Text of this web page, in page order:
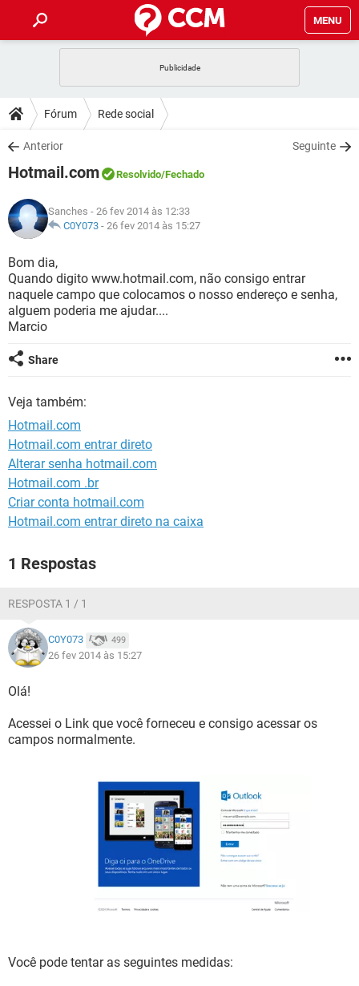
MENU
CELULAR
OUTLOOK
INSTAGRAM GMAIL
GUIA DE COMPRAS
DICAS
JOGOS
INSTAGRAM
GUIA DE COMPRAS
DOWNLOADS
JOGOS WHATSAPP
CELULAR
OUTLOOK EXCEL
INSTAGRAM
GUIA DE COMPRAS
JOGOS
CELULAR
OUTLOOK
INSTAGRAM GMAIL
GUIA DE COMPRAS
GLOSSÁRIO
JOGOS
CELULAR FACEBOOK
OUTLOOK
GUIA DE COMPRAS
Fórum Rede social
Anterior Seguinte
Hotmail.com Resolvido/Fechado
Sanches - 26 fev 2014 às 12:33
C0Y073 - 26 fev 2014 às 15:27
Bom dia,
Quando digito www.hotmail.com, não consigo entrar
naquele campo que colocamos o nosso endereço e senha,
alguem poderia me ajudar....
Marcio
Share
Veja também:
Hotmail.com
Hotmail.com entrar direto
Alterar senha hotmail.com
Hotmail.com .br
Criar conta hotmail.com
Hotmail.com entrar direto na caixa
1 Respostas
RESPOSTA 1 / 1
C0Y073 499
26 fev 2014 às 15:27
Olá!
Acessei o Link que você forneceu e consigo acessar os
campos normalmente.
Você pode tentar as seguintes medidas: